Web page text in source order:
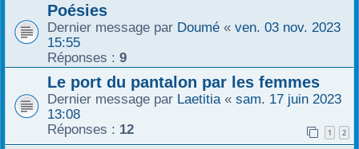
Poésies
Dernier message par Doumé « ven. 03 nov. 2023
15:55
Réponses : 9
Le port du pantalon par les femmes
Dernier message par Laetitia « sam. 17 juin 2023
13:08
Réponses : 12 1 2